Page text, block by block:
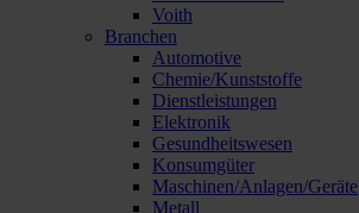
Voith
Branchen
Automotive
Chemie/Kunststoffe
Dienstleistungen
Elektronik
Gesundheitswesen
Konsumgüter
Maschinen/Anlagen/Geräte
Metall